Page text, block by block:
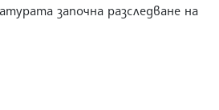
започна разследване на